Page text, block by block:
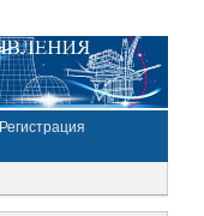
Регистрация